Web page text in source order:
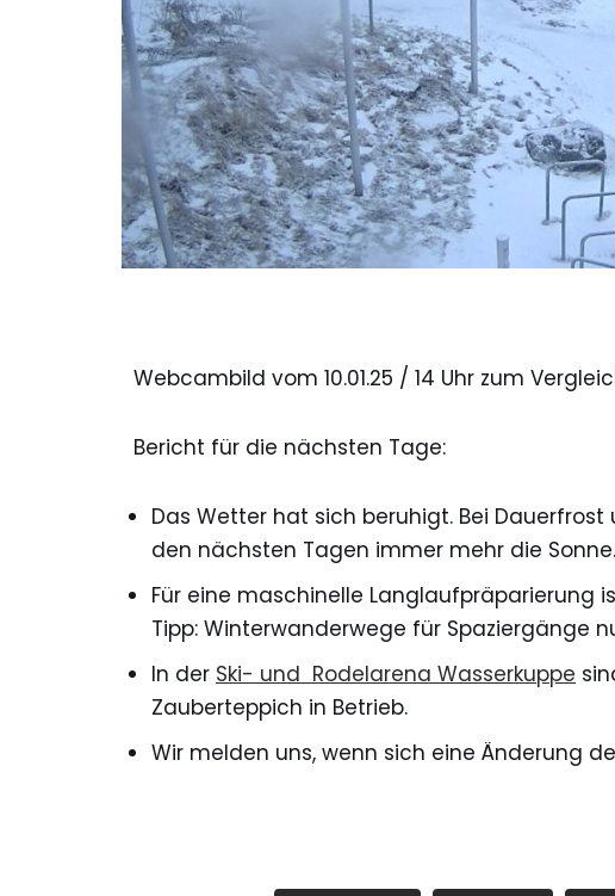
Webcambild vom 10.01.25 / 14 Uhr zum
Bericht für die nächsten Tage:
Das Wetter hat sich beruhigt. Bei
den nächsten Tagen immer mehr die Sonne.
Für eine maschinelle Langlaufpräparierung
Tipp: Winterwanderwege für Spaziergänge
In der Ski- und Rodelarena Wasserkuppe
Zauberteppich in Betrieb.
Wir melden uns, wenn sich eine Änderung